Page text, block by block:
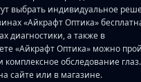
выбрать индивидуальное
«Айкрафт Оптика»
диагностики, а также в
«Айкрафт Оптика» можно
обследование глаз.
сайте или в магазине.